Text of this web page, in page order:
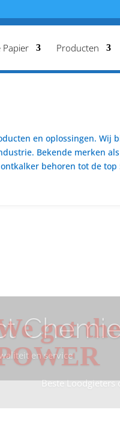
Papier Producten
en oplossingen. Wij
Bekende merken
behoren tot de
en service
got
Beste